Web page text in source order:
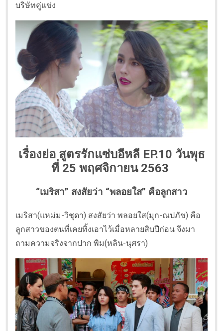
บริษัทคู่แข่ง
เรื่องย่อ สูตรรักแซ่บอีหลี EP.10 วันพุธ
ที่ 25 พฤศจิกายน 2563
“เมริสา” สงสัยว่า “พลอยใส” คือลูกสาว
เมริสา(แหม่ม-วิชุดา) สงสัยว่า พลอยใส(มุก-ณปภัช) คือ
ลูกสาวของตนที่เคยทิ้งเอาไว้เมื่อหลายสิบปีก่อน จึงมา
ถามความจริงจากปาก พิม(หลิน-นุศรา)